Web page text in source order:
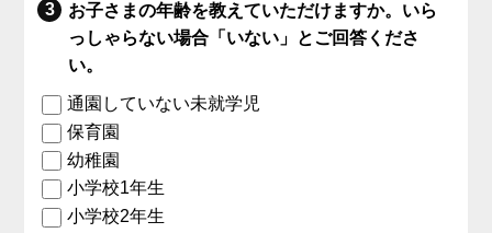
お子さまの年齢を教えていただけますか。いら
っしゃらない場合「いない」とご回答くださ
い。
通園していない未就学児
保育園
幼稚園
小学校1年生
小学校2年生